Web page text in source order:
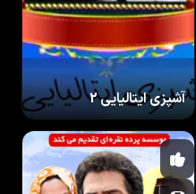
آشپزی ایتالیایی 2
ایرانی
پخت انواع غذاهای ایتالیایی